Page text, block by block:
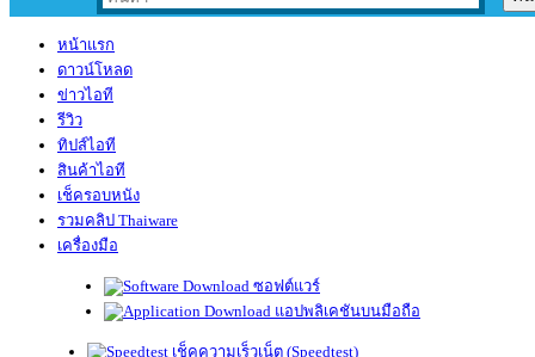
หน้าแรก
ดาวน์โหลด
ข่าวไอที
รีวิว
ทิปส์ไอที
สินค้าไอที
เช็ครอบหนัง
รวมคลิป Thaiware
เครื่องมือ
ซอฟต์แวร์
แอปพลิเคชันบนมือถือ
เช็คความเร็วเน็ต (Speedtest)